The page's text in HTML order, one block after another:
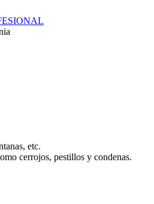
etc.
cerrojos, pestillos y condenas.